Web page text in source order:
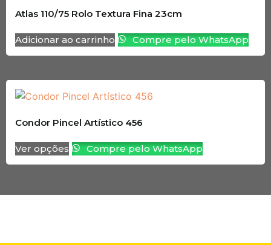
Atlas 110/75 Rolo Textura Fina 23cm
Adicionar ao carrinho Compre pelo WhatsApp
Condor Pincel Artístico 456
Ver opções Compre pelo WhatsApp